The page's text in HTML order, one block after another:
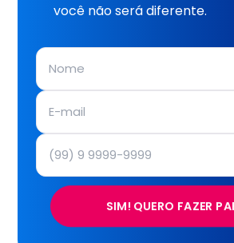
você não será diferente.
SIM! QUERO FAZER